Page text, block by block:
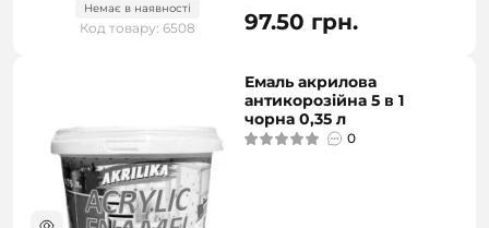
Немає в наявності
Код товару: 6508 97.50 грн.
Емаль акрилова
антикорозійна 5 в 1
чорна 0,35 л
0